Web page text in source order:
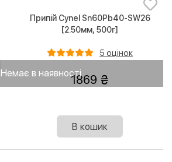
Немає в наявності
Припій Cynel Sn60Pb40-SW26
[2.50мм, 500г]
5 оцінок
1869
В кошик